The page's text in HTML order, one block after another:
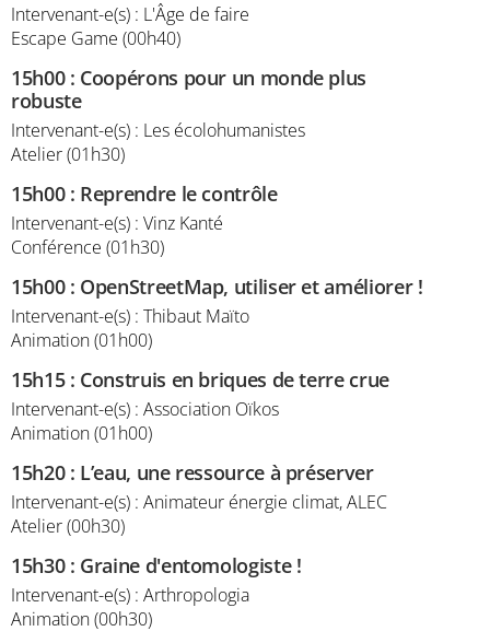
Intervenant-e(s) : L'Âge de faire
Escape Game (00h40)
15h00: Coopérons pour un monde plus
robuste
Intervenant-e(s) : Les écolohumanistes
Atelier (01h30)
15h00: Reprendre le contrôle
Intervenant-e(s) : Vinz Kanté
Conférence (01h30)
15h00: OpenStreetMap, utiliser et améliorer !
Intervenant-e(s) : Thibaut Maïto
Animation (01h00)
15h15: Construis en briques de terre crue
Intervenant-e(s) : Association Oïkos
Animation (01h00)
15h20: L’eau, une ressource à préserver
Intervenant-e(s) : Animateur énergie climat, ALEC
Atelier (00h30)
15h30: Graine d'entomologiste !
Intervenant-e(s) : Arthropologia
Animation (00h30)